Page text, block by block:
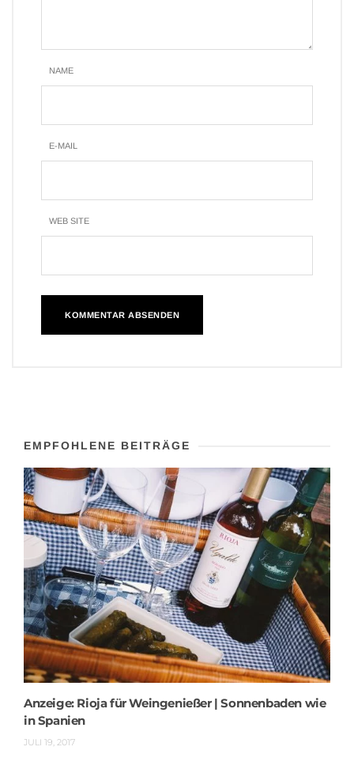
NAME
E-MAIL
WEB SITE
EMPFOHLENE BEITRÄGE
Anzeige: Rioja für Weingenießer | Sonnenbaden wie
in Spanien
JULI 19, 2017